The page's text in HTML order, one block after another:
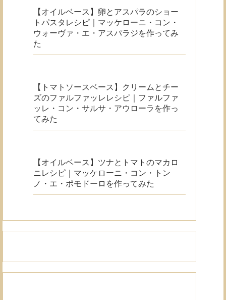
【オイルベース】卵とアスパラのショー
トパスタレシピ｜マッケローニ・コン・
ウォーヴァ・エ・アスパラジを作ってみ
た
【トマトソースベース】クリームとチー
ズのファルファッレレシピ｜ファルファ
ッレ・コン・サルサ・アウローラを作っ
てみた
【オイルベース】ツナとトマトのマカロ
ニレシピ｜マッケローニ・コン・トン
ノ・エ・ポモドーロを作ってみた